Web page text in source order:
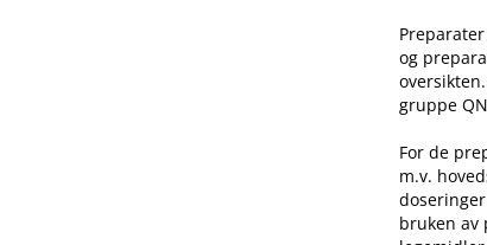
og
gruppe
For de
m.v.
bruken av